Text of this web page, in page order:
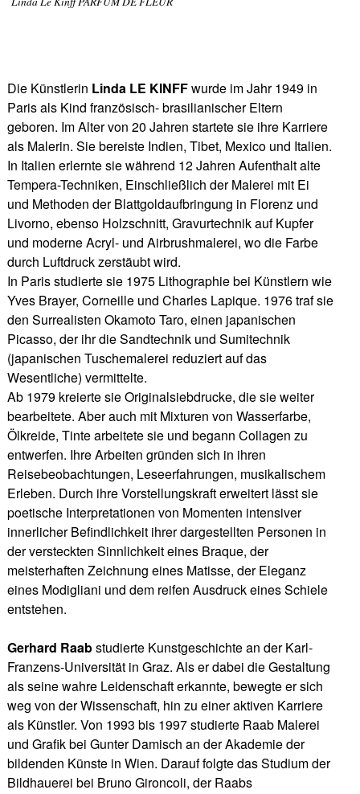
Die Künstlerin Linda LE KINFFwurde im Jahr 1949 in
Paris als Kind französisch- brasilianischer Eltern
geboren. Im Alter von 20 Jahren startete sie ihre Karriere
als Malerin. Sie bereiste Indien, Tibet, Mexico und Italien.
In Italien erlernte sie während 12 Jahren Aufenthalt alte
Tempera-Techniken, Einschließlich der Malerei mit Ei
und Methoden der Blattgoldaufbringung in Florenz und
Livorno, ebenso Holzschnitt, Gravurtechnik auf Kupfer
und moderne Acryl- und Airbrushmalerei, wo die Farbe
durch Luftdruck zerstäubt wird.
In Paris studierte sie 1975 Lithographie bei Künstlern wie
Yves Brayer, Corneille und Charles Lapique. 1976 traf sie
den Surrealisten Okamoto Taro, einen japanischen
Picasso, der ihr die Sandtechnik und Sumitechnik
(japanischen Tuschemalerei reduziert auf das
Wesentliche) vermittelte.
Ab 1979 kreierte sie Originalsiebdrucke, die sie weiter
bearbeitete. Aber auch mit Mixturen von Wasserfarbe,
Ölkreide, Tinte arbeitete sie und begann Collagen zu
entwerfen. Ihre Arbeiten gründen sich in ihren
Reisebeobachtungen, Leseerfahrungen, musikalischem
Erleben. Durch ihre Vorstellungskraft erweitert lässt sie
poetische Interpretationen von Momenten intensiver
innerlicher Befindlichkeit ihrer dargestellten Personen in
der versteckten Sinnlichkeit eines Braque, der
meisterhaften Zeichnung eines Matisse, der Eleganz
eines Modigliani und dem reifen Ausdruck eines Schiele
entstehen.
Gerhard Raabstudierte Kunstgeschichte an der Karl-
Franzens-Universität in Graz. Als er dabei die Gestaltung
als seine wahre Leidenschaft erkannte, bewegte er sich
weg von der Wissenschaft, hin zu einer aktiven Karriere
als Künstler. Von 1993 bis 1997 studierte Raab Malerei
und Grafik bei Gunter Damisch an der Akademie der
bildenden Künste in Wien. Darauf folgte das Studium der
Bildhauerei bei Bruno Gironcoli, der Raabs